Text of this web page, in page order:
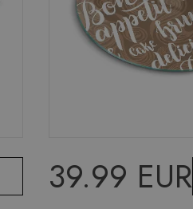
39.99 EUR